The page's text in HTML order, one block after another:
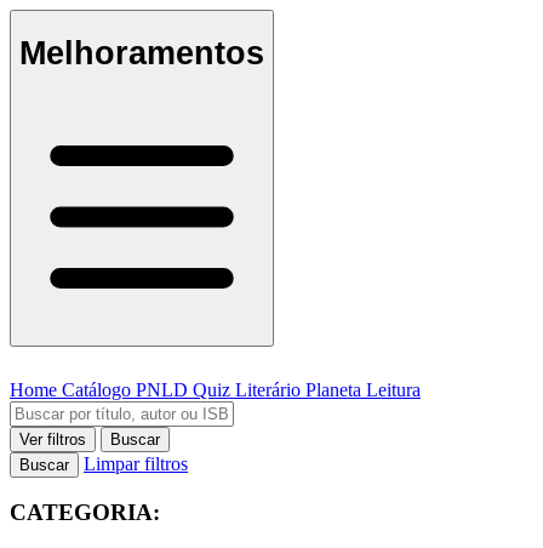
Melhoramentos
Home Catálogo PNLD Quiz Literário Planeta Leitura
Ver filtros
Buscar
Buscar
Limpar filtros
CATEGORIA: